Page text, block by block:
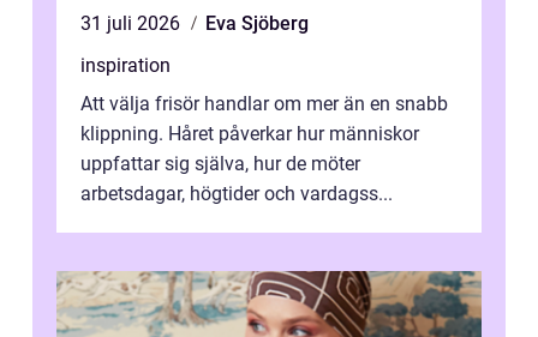
31 juli 2026
Eva Sjöberg
inspiration
Att välja frisör handlar om mer än en snabb
klippning. Håret påverkar hur människor
uppfattar sig själva, hur de möter
arbetsdagar, högtider och vardagss...